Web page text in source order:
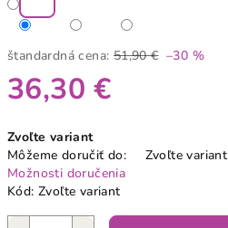
štandardná cena: 51,90 € –30 %
36,30 €
cena:
Zvoľte variant
Môžeme doručiť do:
Zvoľte variant
Možnosti doručenia
Kód: Zvoľte variant